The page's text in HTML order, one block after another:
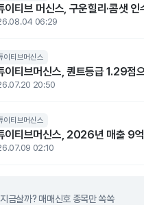
이티브 머신스, 구운힐리·콤샛
06:29
이티브머신스
이티브머신스, 퀀트등급 1.29점
20:50
이티브머신스
이티브머신스, 2026년 매출 9
02:10
지금살까? 매매신호 종목만 쏙쏙